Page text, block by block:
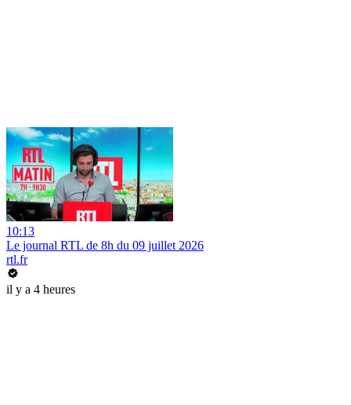
10:13
Le journal RTL de 8h du 09 juillet 2026
rtl.fr
il y a 4 heures